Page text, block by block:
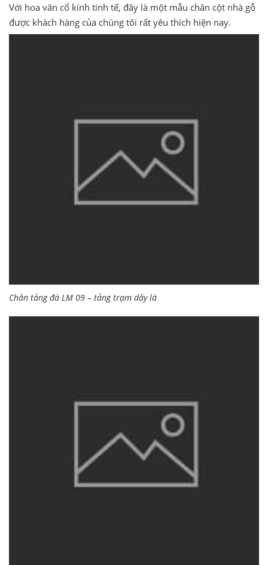
Với hoa văn cổ kính tinh tế, đây là một mẫu chân cột nhà gỗ
được khách hàng của chúng tôi rất yêu thích hiện nay.
Chân tảng đá LM 09 – tảng trạm dây lá